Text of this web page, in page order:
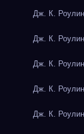
Дж. К.
Дж. К.
Дж. К.
Дж. К.
Дж. К.